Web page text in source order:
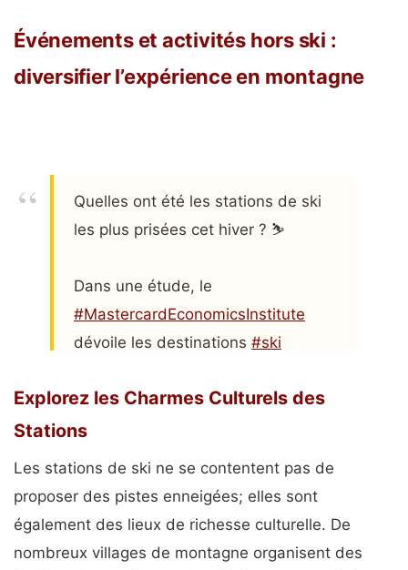
Événements et activités hors ski :
diversifier l’expérience en montagne
Quelles ont été les stations de ski
les plus prisées cet hiver ? ⛷️
Dans une étude, le
#MastercardEconomicsInstitute
dévoile les destinations #ski
appréciées pour skier à petit prix ou
pour vivre des expériences uniques
Explorez les Charmes Culturels des
Stations
Les stations de ski ne se contentent pas de
proposer des pistes enneigées; elles sont
également des lieux de richesse culturelle. De
nombreux villages de montagne organisent des